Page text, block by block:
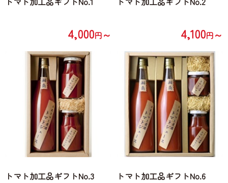
4,000円～ 4,100円～
トマト加工品ギフトNo.3 トマト加工品ギフトNo.6